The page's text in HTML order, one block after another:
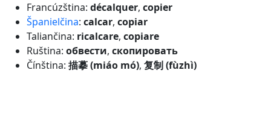
Francúzština: décalquer, copier
Španielčina: calcar, copiar
Taliančina: ricalcare, copiare
Ruština: обвести, скопировать
Čínština: 描摹 (miáo mó), 复制 (fùzhì)